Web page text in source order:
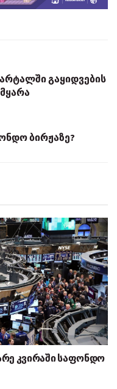
გაყიდვების
ბირჟაზე?
კვირაში საფონდო